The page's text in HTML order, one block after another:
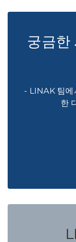
궁금한
- LINAK 팀에
한